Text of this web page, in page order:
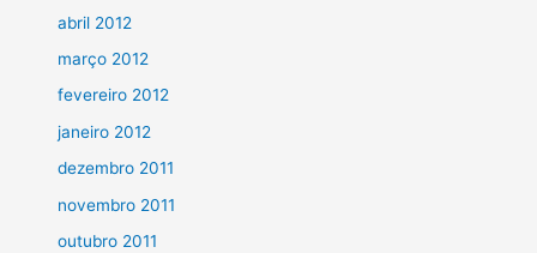
abril 2012
março 2012
fevereiro 2012
janeiro 2012
dezembro 2011
novembro 2011
outubro 2011